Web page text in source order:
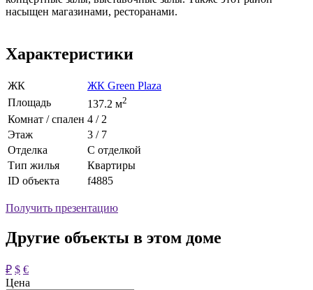
насыщен магазинами, ресторанами.
Характеристики
ЖК
ЖК Green Plaza
Площадь
137.2 м2
Комнат / спален 4 / 2
Этаж
3 / 7
Отделка
С отделкой
Тип жилья
Квартиры
ID объекта
f4885
Получить презентацию
Другие объекты в этом доме
₽ $ €
Цена